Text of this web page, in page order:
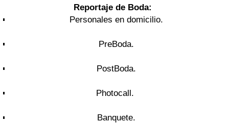
Reportaje de Boda:
Personales en domicilio.
PreBoda.
PostBoda.
Photocall.
Banquete.